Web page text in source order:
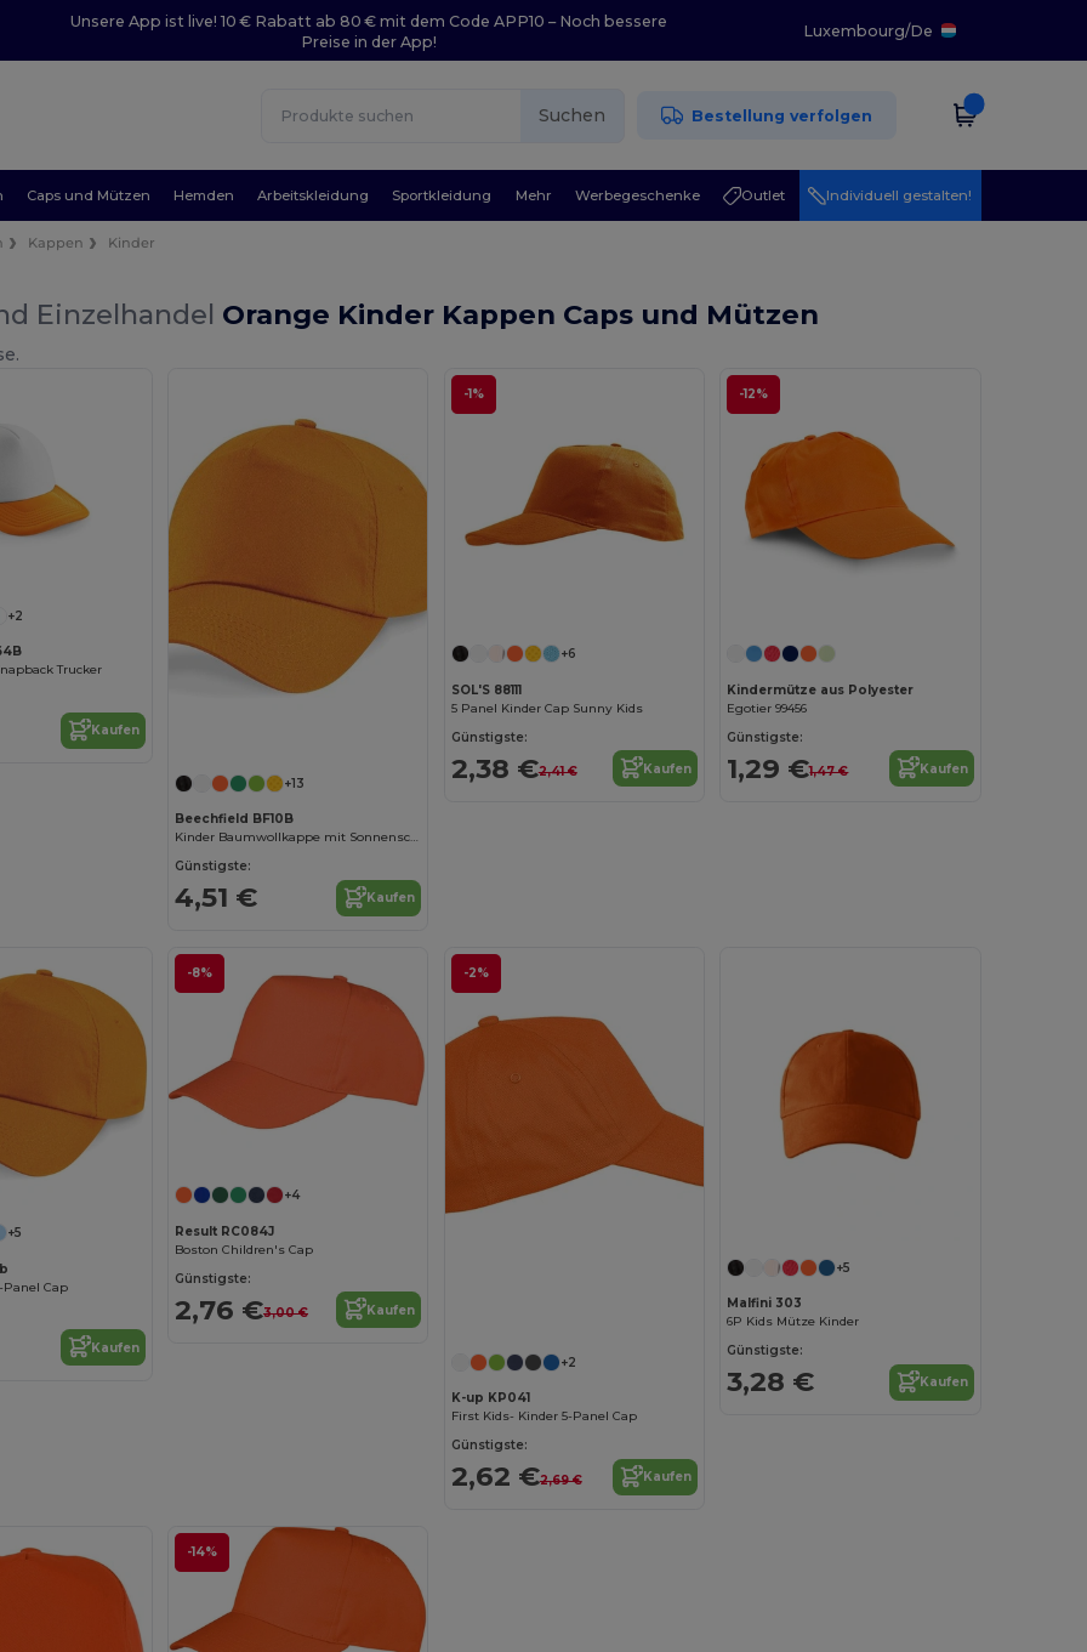
Unsere App ist live! 10 € Rabatt ab 80 € mit dem Code APP10 – Noch bessere
Preise in der App!
Luxembourg/De
Suchen Bestellung verfolgen
Caps und Mützen Hemden Arbeitskleidung Sportkleidung Mehr Werbegeschenke Outlet Individuell gestalten!
Kappen Kinder
Einzelhandel Orange Kinder Kappen Caps und Mützen
+2
Trucker
Kaufen
+13
Beechfield BF10B
Kinder Baumwollkappe mit Sonnenschutz
Günstigste:
4,51 € Kaufen
-1%
+6
SOL'S 88111
5 Panel Kinder Cap Sunny Kids
Günstigste:
2,38 €2,41 € Kaufen
-12%
Kindermütze aus Polyester
Egotier 99456
Günstigste:
1,29 €1,47 € Kaufen
+5
Cap
Kaufen
-8%
+4
Result RC084J
Boston Children's Cap
Günstigste:
2,76 €3,00 € Kaufen
-2%
+2
K-up KP041
First Kids- Kinder 5-Panel Cap
Günstigste:
2,62 €2,69 € Kaufen
+5
Malfini 303
6P Kids Mütze Kinder
Günstigste:
3,28 € Kaufen
-14%